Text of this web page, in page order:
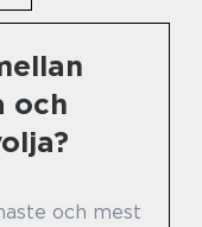
och
och mest